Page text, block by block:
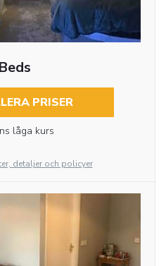
PRISER
låga kurs
detaljer och policyer